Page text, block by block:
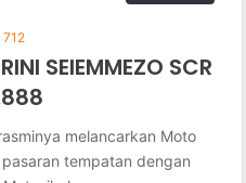
712
SEIEMMEZO SCR
melancarkan Moto
tempatan dengan